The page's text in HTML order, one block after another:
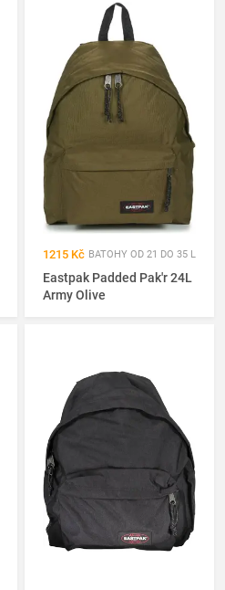
1215 Kč BATOHY OD 21 DO 35 L
Eastpak Padded Pak'r 24L
Army Olive